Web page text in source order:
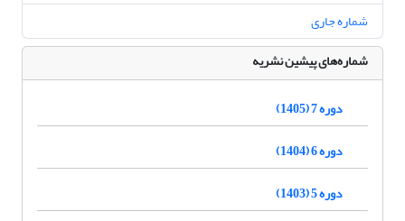
شماره جاری
شماره‌های پیشین نشریه
دوره 7 (1405)
دوره 6 (1404)
دوره 5 (1403)